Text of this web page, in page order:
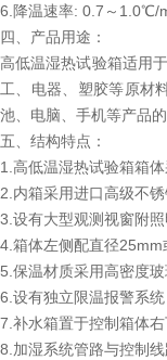
6.降温速率: 0.7～1.0℃/
四、产品用途：
高低温湿热试验箱适用
工、电器、塑胶等原材
池、电脑、手机等产品
五、结构特点：
1.高低温湿热试验箱箱
2.内箱采用进口高级不
3.设有大型观测视窗附
4.箱体左侧配直径
5.保温材质采用高密度
6.设有独立限温报警系
7.补水箱置于控制箱体
8.加湿系统管路与控制